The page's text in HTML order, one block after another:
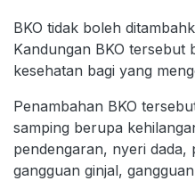
BKO tidak boleh
Kandungan BKO tersebut
kesehatan bagi yang
Penambahan BKO
samping berupa
pendengaran, nyeri dada,
gangguan ginjal,